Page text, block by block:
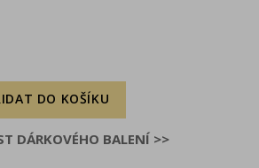
DO KOŠÍKU
DÁRKOVÉHO BALENÍ >>